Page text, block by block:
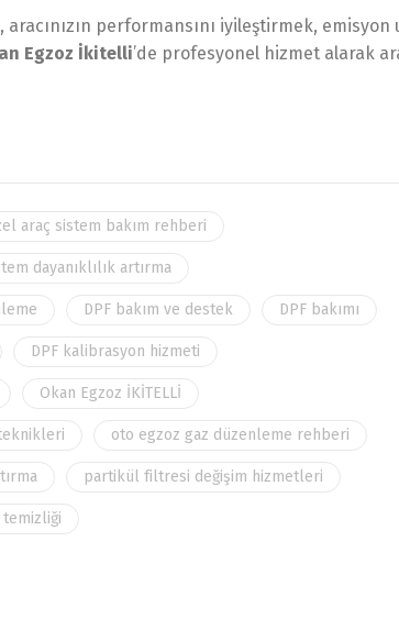
performansını iyileştirmek,
Egzoz İkitelli’de profesyonel hizmet alarak
araç sistem bakım rehberi
dayanıklılık artırma
DPF bakım ve destek DPF bakımı
DPF kalibrasyon hizmeti
Okan Egzoz İKİTELLİ
oto egzoz gaz düzenleme rehberi
partikül filtresi değişim hizmetleri